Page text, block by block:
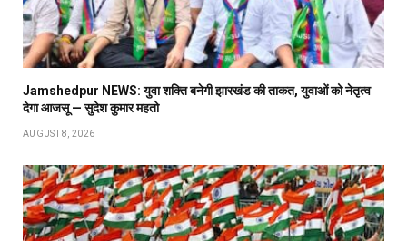
Jamshedpur NEWS: युवा शक्ति बनेगी झारखंड की ताकत, युवाओं को नेतृत्व
देगा आजसू — सुदेश कुमार महतो
AUGUST 8, 2026